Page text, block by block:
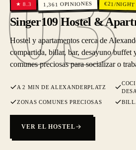
03
★8.3 1,361 OPINIONES €21/NIGHT
Singer109 Hostel &
Hostel y apartamentos cerca de
compartida, billar, bar, desayuno buffet
comunes preciosas para socializar o
A 2 MIN DE ALEXANDERPLATZ
ZONAS COMUNES PRECIOSAS
VER EL HOSTEL